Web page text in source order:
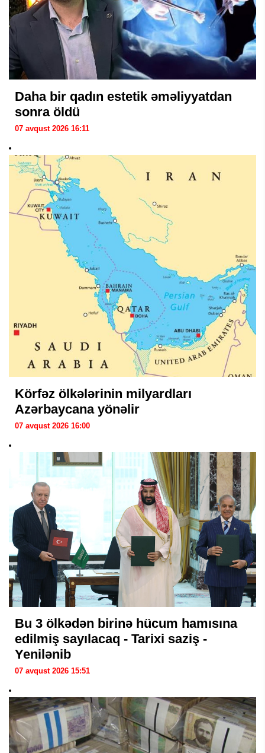
Daha bir qadın estetik əməliyyatdan
sonra öldü
07 avqust 2026 16:11
Körfəz ölkələrinin milyardları
Azərbaycana yönəlir
07 avqust 2026 16:00
Bu 3 ölkədən birinə hücum hamısına
edilmiş sayılacaq - Tarixi saziş -
Yenilənib
07 avqust 2026 15:51